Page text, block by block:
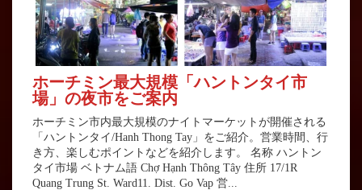
ホーチミン最大規模「ハントンタイ市
場」の夜市をご案内
ホーチミン市内最大規模のナイトマーケットが開催される
「ハントンタイ/Hanh Thong Tay」をご紹介。営業時間、行
き方、楽しむポイントなどを紹介します。 名称 ハントン
タイ市場 ベトナム語 Chợ Hạnh Thông Tây 住所 17/1R
Quang Trung St. Ward11. Dist. Go Vap 営...